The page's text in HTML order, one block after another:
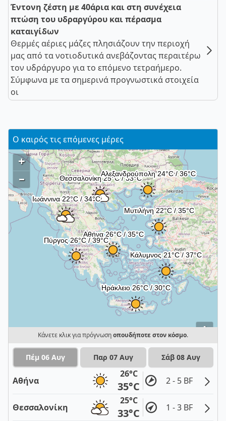
Έντονη ζέστη με 40άρια και στη συνέχεια
πτώση του υδραργύρου και πέρασμα
καταιγίδων
Θερμές αέριες μάζες πλησιάζουν την περιοχή
μας από τα νοτιοδυτικά ανεβάζοντας περαιτέρω
τον υδράργυρο για το επόμενο τετραήμερο.
Σύμφωνα με τα σημερινά προγνωστικά στοιχεία
οι
Ο καιρός τις επόμενες μέρες
i
+
–
Κάνετε κλικ για πρόγνωσηοπουδήποτε στον κόσμο.
Πέμ 06 Αυγ Παρ 07 Αυγ Σάβ 08 Αυγ
Αθήνα
26°C
35°C 2 - 5 BF
Θεσσαλονίκη
25°C
33°C 1 - 3 BF